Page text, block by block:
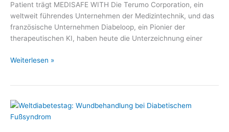
Patient trägt MEDISAFE WITH Die Terumo Corporation, ein
weltweit führendes Unternehmen der Medizintechnik, und das
französische Unternehmen Diabeloop, ein Pionier der
therapeutischen KI, haben heute die Unterzeichnung einer
Terumo
SA
Weiterlesen »